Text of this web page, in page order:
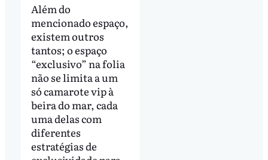
Além do
mencionado espaço,
existem outros
tantos; o espaço
“exclusivo” na folia
não se limita a um
só camarote vip à
beira do mar, cada
uma delas com
diferentes
estratégias de